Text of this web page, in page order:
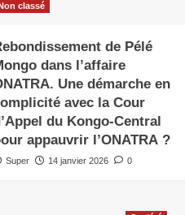
classé
de Pélé
dans l’affaire
Une démarche en
avec la Cour
du Kongo-Central
appauvrir l’ONATRA ?
Super 14 janvier 2026 0